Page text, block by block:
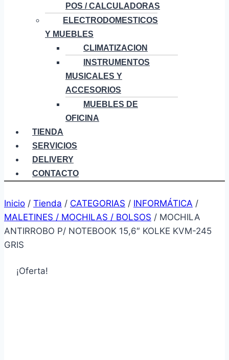
POS / CALCULADORAS
ELECTRODOMESTICOS
Y MUEBLES
CLIMATIZACION
INSTRUMENTOS
MUSICALES Y
ACCESORIOS
MUEBLES DE
OFICINA
TIENDA
SERVICIOS
DELIVERY
CONTACTO
Inicio / Tienda / CATEGORIAS / INFORMÁTICA /
MALETINES / MOCHILAS / BOLSOS / MOCHILA
ANTIRROBO P/ NOTEBOOK 15,6″ KOLKE KVM-245
GRIS
¡Oferta!